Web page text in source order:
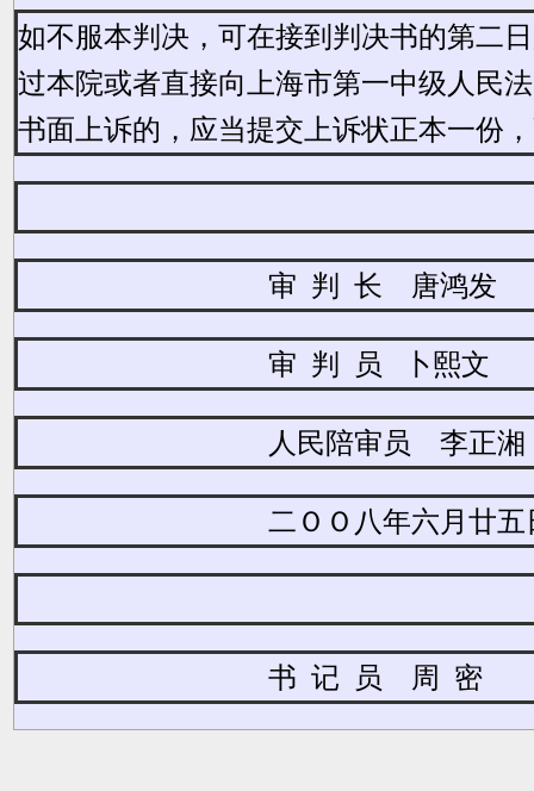
如不服本判决，可在接到判决书的第二
过本院或者直接向上海市第一中级人民
书面上诉的，应当提交上诉状正本一份
审 判 长 唐鸿发
审 判 员
卜熙文
人民陪审员 李正湘
二ＯＯ八年六月廿五
书 记 员 周 密